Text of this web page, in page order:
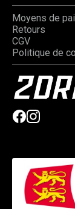
Moyens de
Retours
CGV
Politique de